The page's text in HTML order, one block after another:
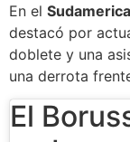
En el
destacó por
doblete y una
una derrota
El